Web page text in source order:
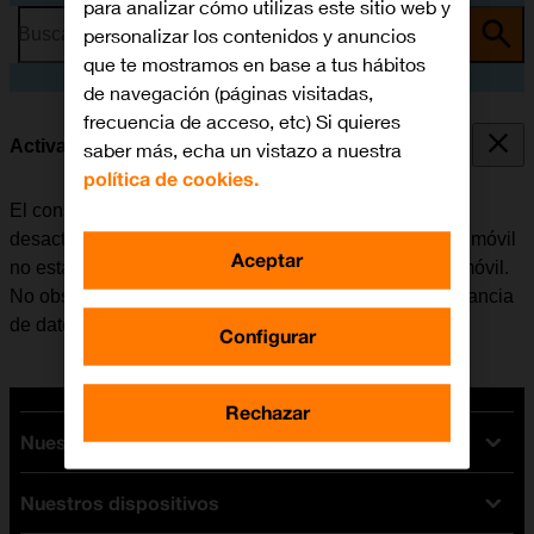
Busca por problema o tema
Activar o desactivar la itinerancia de datos
El consumo de datos en el extranjero se puede limitar,
desactivando la itinerancia de datos. Haciendo esto el móvil
no establece conexión con internet a través de la red móvil.
No obstante, se puede utilizar el Wi-Fi aunque la itinerancia
de datos esté desactivada.
Nuestras tarifas
Tarifas Orange
Nuestros dispositivos
para analizar cómo utilizas este sitio web y
personalizar los contenidos y anuncios
que te mostramos en base a tus hábitos
de navegación (páginas visitadas,
frecuencia de acceso, etc) Si quieres
saber más, echa un vistazo a nuestra
política de cookies.
Configurar
Rechazar
Aceptar